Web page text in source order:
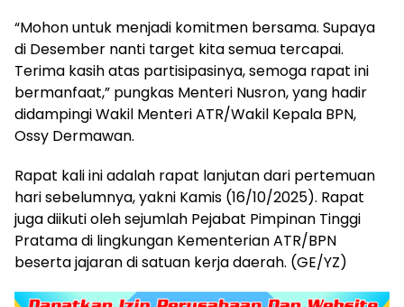
“Mohon untuk menjadi komitmen bersama. Supaya
di Desember nanti target kita semua tercapai.
Terima kasih atas partisipasinya, semoga rapat ini
bermanfaat,” pungkas Menteri Nusron, yang hadir
didampingi Wakil Menteri ATR/Wakil Kepala BPN,
Ossy Dermawan.
Rapat kali ini adalah rapat lanjutan dari pertemuan
hari sebelumnya, yakni Kamis (16/10/2025). Rapat
juga diikuti oleh sejumlah Pejabat Pimpinan Tinggi
Pratama di lingkungan Kementerian ATR/BPN
beserta jajaran di satuan kerja daerah. (GE/YZ)